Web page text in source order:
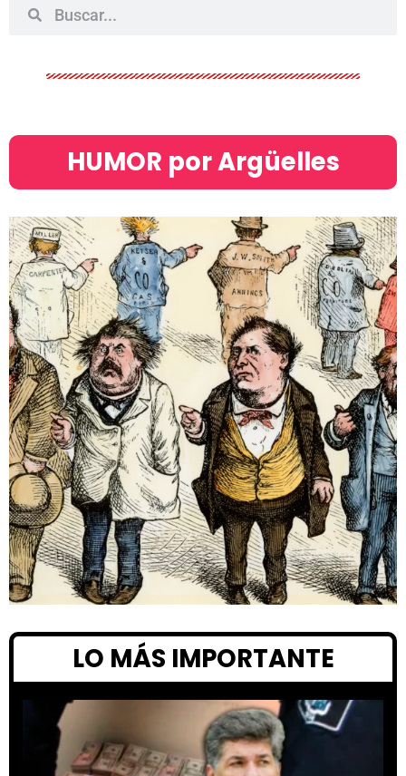
HUMOR por Argüelles​
LO MÁS IMPORTANTE